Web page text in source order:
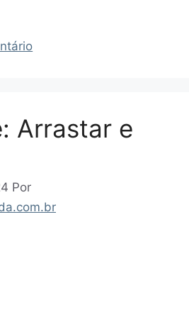
Arrastar e
Por